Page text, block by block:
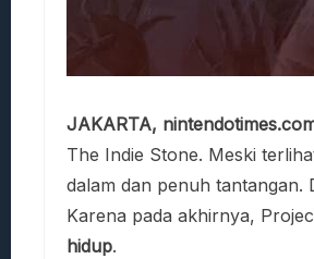
JAKARTA,
The Indie Stone. Meski
dalam dan penuh tantangan.
Karena pada akhirnya,
hidup.